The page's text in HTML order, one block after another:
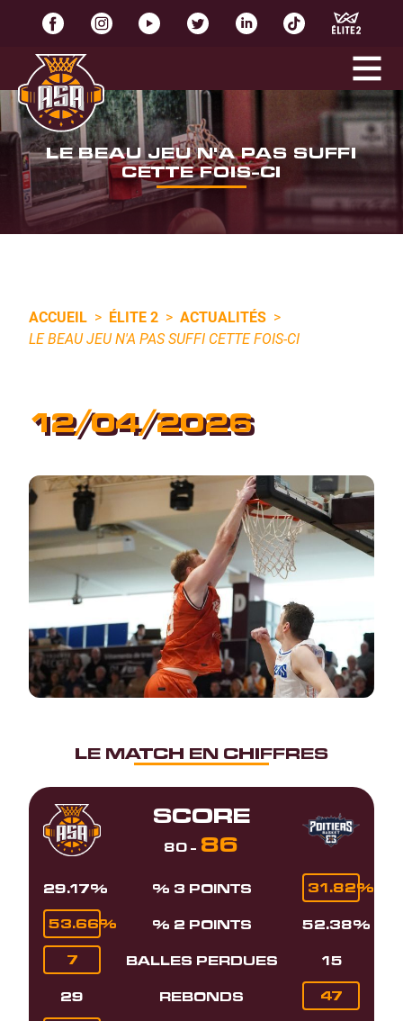
LE BEAU JEU N'A PAS SUFFI
CETTE FOIS-CI
ACCUEIL > ÉLITE 2 > ACTUALITÉS >
LE BEAU JEU N'A PAS SUFFI CETTE FOIS-CI
12/04/2026
LE MATCH EN CHIFFRES
SCORE
80 - 86
29.17% % 3 POINTS 31.82%
53.66% % 2 POINTS 52.38%
7 BALLES PERDUES 15
29 REBONDS 47